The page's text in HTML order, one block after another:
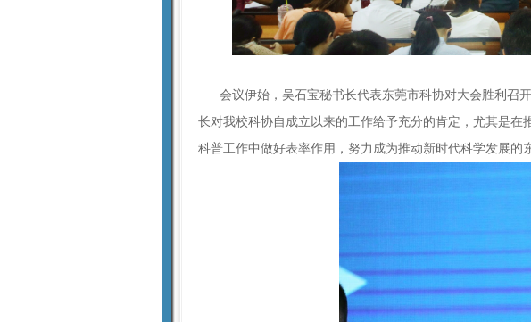
会议伊始，吴石宝秘书长代表东莞市科协对大会胜利召
长对我校科协自成立以来的工作给予充分的肯定，尤其是
科普工作中做好表率作用，努力成为推动新时代科学发展的